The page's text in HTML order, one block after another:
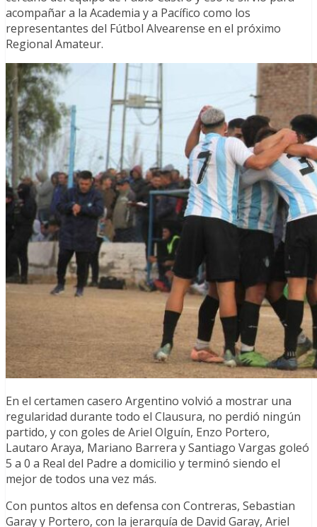
acompañar a la Academia y a Pacífico como los
representantes del Fútbol Alvearense en el próximo
Regional Amateur.
En el certamen casero Argentino volvió a mostrar una
regularidad durante todo el Clausura, no perdió ningún
partido, y con goles de Ariel Olguín, Enzo Portero,
Lautaro Araya, Mariano Barrera y Santiago Vargas goleó
5 a 0 a Real del Padre a domicilio y terminó siendo el
mejor de todos una vez más.
Con puntos altos en defensa con Contreras, Sebastian
Garay y Portero, con la jerarquía de David Garay, Ariel